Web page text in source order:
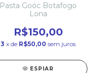
Pasta Goóc Botafogo
Lona
R$150,00
3 x de R$50,00 sem juros
ESPIAR